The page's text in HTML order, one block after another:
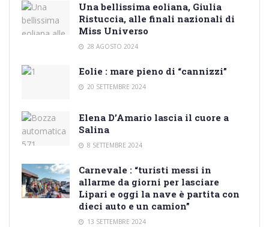
Una bellissima eoliana, Giulia
Ristuccia, alle finali nazionali di
Miss Universo
28 AGOSTO 2024
Eolie : mare pieno di “cannizzi”
20 SETTEMBRE 2024
Elena D’Amario lascia il cuore a
Salina
8 SETTEMBRE 2024
Carnevale : “turisti messi in
allarme da giorni per lasciare
Lipari e oggi la nave è partita con
dieci auto e un camion”
13 SETTEMBRE 2024